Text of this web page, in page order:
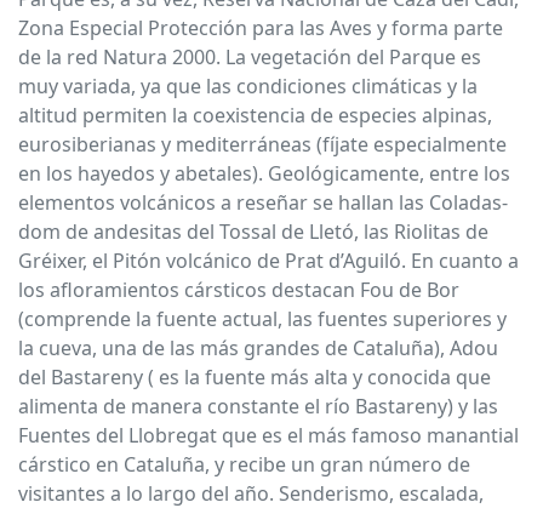
Zona Especial Protección para las Aves y forma parte
de la red Natura 2000. La vegetación del Parque es
muy variada, ya que las condiciones climáticas y la
altitud permiten la coexistencia de especies alpinas,
eurosiberianas y mediterráneas (fíjate especialmente
en los hayedos y abetales). Geológicamente, entre los
elementos volcánicos a reseñar se hallan las Coladas-
dom de andesitas del Tossal de Lletó, las Riolitas de
Gréixer, el Pitón volcánico de Prat d’Aguiló. En cuanto a
los afloramientos cársticos destacan Fou de Bor
(comprende la fuente actual, las fuentes superiores y
la cueva, una de las más grandes de Cataluña), Adou
del Bastareny ( es la fuente más alta y conocida que
alimenta de manera constante el río Bastareny) y las
Fuentes del Llobregat que es el más famoso manantial
cárstico en Cataluña, y recibe un gran número de
visitantes a lo largo del año. Senderismo, escalada,